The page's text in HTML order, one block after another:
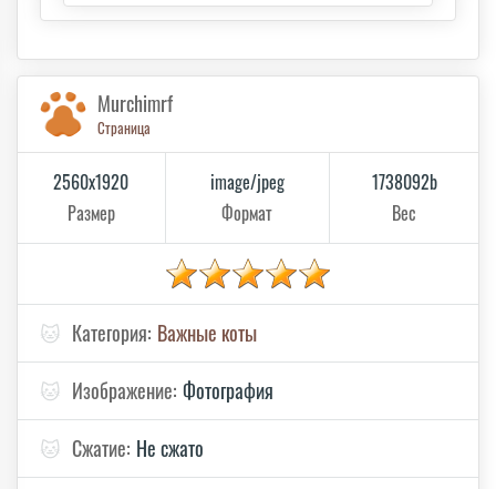
Murchimrf
Страница
2560x1920
Размер
image/jpeg
Формат
1738092b
Вес
🐱 Категория: Важные коты
🐱 Изображение: Фотография
🐱 Сжатие: Не сжато